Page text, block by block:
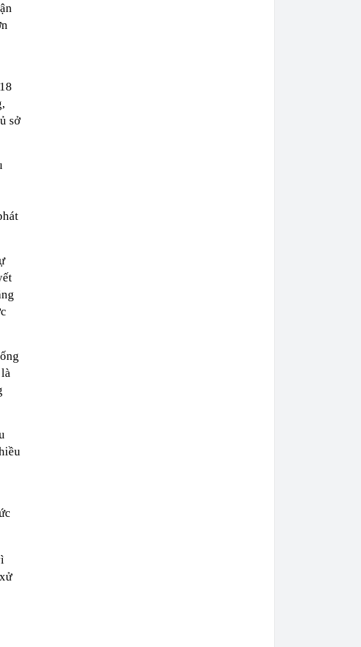
sở